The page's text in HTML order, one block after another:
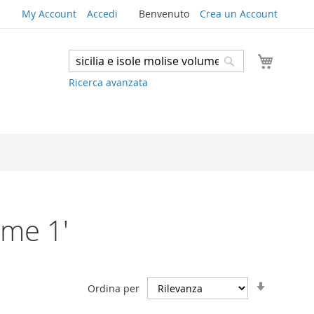
My Account Accedi Benvenuto Crea un Account
Search
Ricerca avanzata
Search
1'
Ordina per